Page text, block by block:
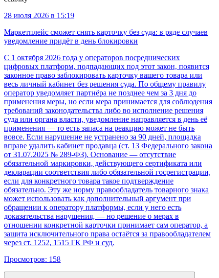
28 июля 2026 в 15:19
Маркетплейс сможет снять карточку без суда: в ряде случаев
уведомление придёт в день блокировки
С 1 октября 2026 года у операторов посреднических
цифровых платформ, подпадающих под этот закон, появится
законное право заблокировать карточку вашего товара или
весь личный кабинет без решения суда. По общему правилу
оператор уведомляет партнёра не позднее чем за 3 дня до
применения меры, но если мера принимается для соблюдения
требований законодательства либо во исполнение решения
суда или органа власти, уведомление направляется в день её
применения — то есть запаса на реакцию может не быть
вовсе. Если нарушение не устранено за 90 дней, площадка
вправе удалить кабинет продавца (ст. 13 Федерального закона
от 31.07.2025 № 289-ФЗ). Основание — отсутствие
обязательной маркировки, действующего сертификата или
декларации соответствия либо обязательной госрегистрации,
если для конкретного товара такое подтверждение
обязательно. Эту же норму правообладатель товарного знака
может использовать как дополнительный аргумент при
обращении к оператору платформы, если у него есть
доказательства нарушения, — но решение о мерах в
отношении конкретной карточки принимает сам оператор, а
защита исключительного права остаётся за правообладателем
через ст. 1252, 1515 ГК РФ и суд.
Просмотров: 158